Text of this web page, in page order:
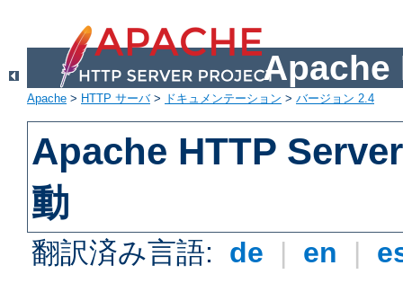
Apache
Apache > HTTP サーバ> ドキュメンテーション > バージョン 2.4
Apache HTTP
動
翻訳済み言語: de | en |